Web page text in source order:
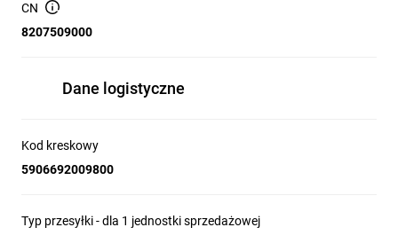
CN
8207509000
Dane logistyczne
Kod kreskowy
5906692009800
Typ przesyłki - dla 1 jednostki sprzedażowej